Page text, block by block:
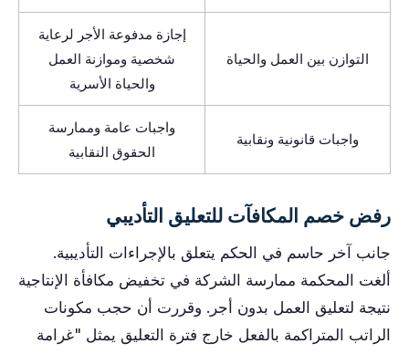
التوازن بين العمل والحياة
إجازة مدفوعة الأجر لرعاية
شخصية وموازنة العمل
والحياة الأسرية
واجبات قانونية ونقابية
واجبات عامة وممارسة
الحقوق النقابية
رفض خصم المكافآت للتعليق التأديبي
جانب آخر حاسم في الحكم يتعلق بالإجراءات التأديبية.
ألغت المحكمة ممارسة الشركة في تخفيض مكافأة الإنتاجية
نتيجة لتعليق العمل بدون أجر. وقررت أن حجب مكونات
الراتب المتراكمة بالفعل خارج فترة التعليق يمثل "غرامة